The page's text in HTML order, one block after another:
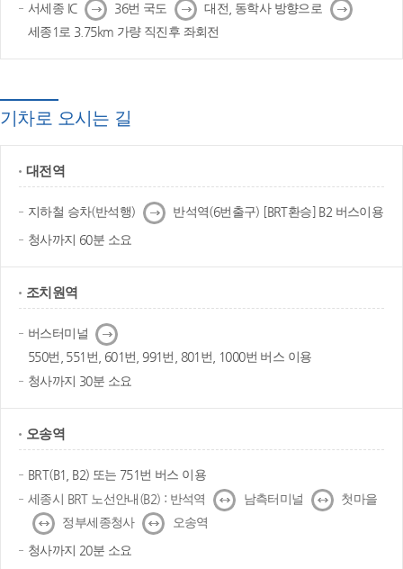
서세종 IC 다
음
36번 국도 다
음
대전, 동학사 방향으로 다
음
세종1로 3.75km 가량 직진후 좌회전
기차로 오시는 길
대전역
지하철 승차(반석행) 다
음
반석역(6번출구) [BRT환승] B2 버스이용
청사까지 60분 소요
조치원역
버스터미널 다
음
550번, 551번, 601번, 991번, 801번, 1000번 버스 이용
청사까지 30분 소요
오송역
BRT(B1, B2) 또는 751번 버스 이용
세종시 BRT 노선안내(B2) : 반석역
↔ 남측터미널 ↔
첫마을
↔
정부세종청사 ↔
오송역
청사까지 20분 소요